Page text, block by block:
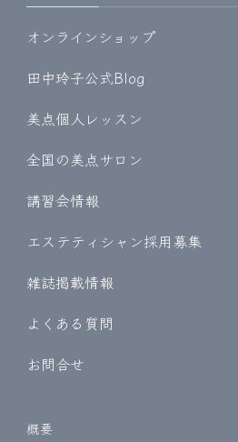
オンラインショップ
田中玲子公式Blog
美点個人レッスン
全国の美点サロン
講習会情報
エステティシャン採用募集
雑誌掲載情報
よくある質問
お問合せ
概要